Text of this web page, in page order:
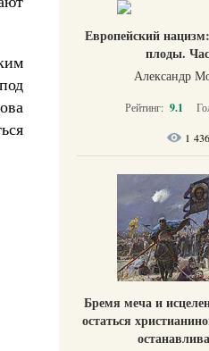
Европейский
плоды.
Александр
Рейтинг: 9.1
1 436
Бремя меча и
остаться